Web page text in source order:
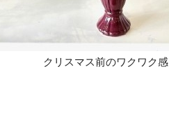
クリスマス前のワクワク感